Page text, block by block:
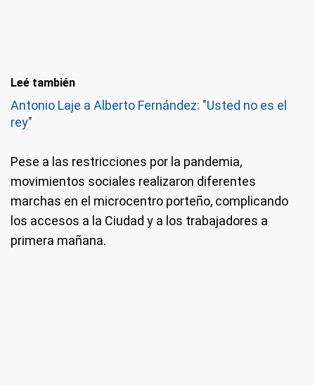
Leé también
Antonio Laje a Alberto Fernández: "Usted no es el
rey"
Pese a las restricciones por la pandemia,
movimientos sociales realizaron diferentes
marchas en el microcentro porteño, complicando
los accesos a la Ciudad y a los trabajadores a
primera mañana.